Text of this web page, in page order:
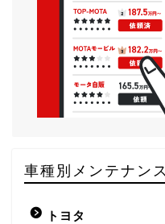
車種別メンテナン
トヨタ